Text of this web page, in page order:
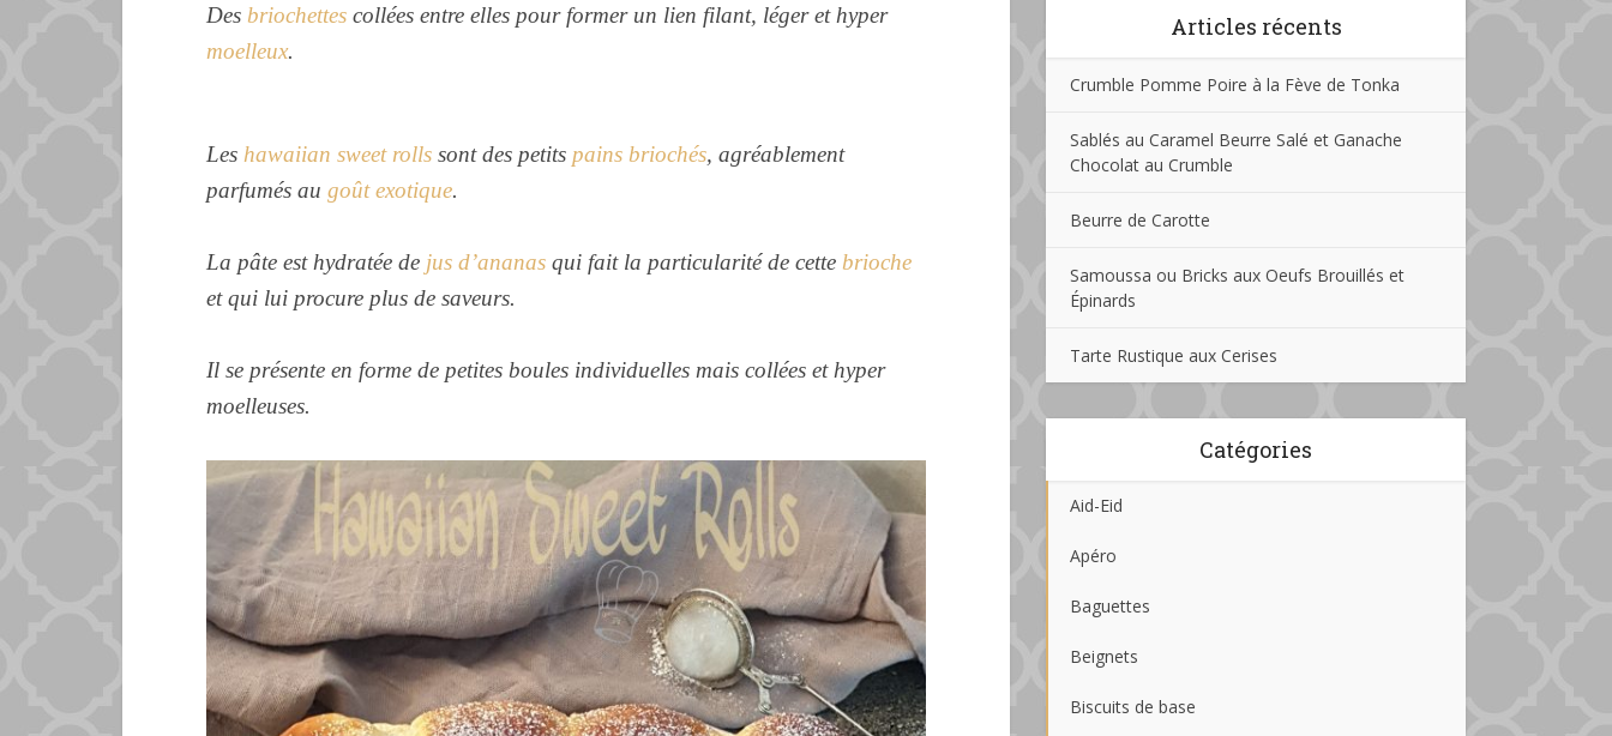
Des briochettes collées entre elles pour former un lien filant, léger et hyper
moelleux.
Les hawaiian sweet rolls sont des petits pains briochés, agréablement
parfumés au goût exotique.
La pâte est hydratée de jus d’ananas qui fait la particularité de cette brioche
et qui lui procure plus de saveurs.
Il se présente en forme de petites boules individuelles mais collées et hyper
moelleuses.
Articles récents
Crumble Pomme Poire à la Fève de Tonka
Sablés au Caramel Beurre Salé et Ganache
Chocolat au Crumble
Beurre de Carotte
Samoussa ou Bricks aux Oeufs Brouillés et
Épinards
Tarte Rustique aux Cerises
Catégories
Aid-Eid
Apéro
Baguettes
Beignets
Biscuits de base